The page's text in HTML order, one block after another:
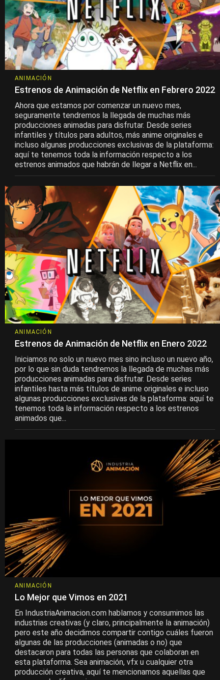
ANIMACIÓN
Estrenos de Animación de Netflix en Febrero 2022
Ahora que estamos por comenzar un nuevo mes,
seguramente tendremos la llegada de muchas más
producciones animadas para disfrutar. Desde series
infantiles y títulos para adultos, más anime originales e
incluso algunas producciones exclusivas de la plataforma:
aquí te tenemos toda la información respecto a los
estrenos animados que habrán de llegar a Netflix en...
ANIMACIÓN
Estrenos de Animación de Netflix en Enero 2022
Iniciamos no solo un nuevo mes sino incluso un nuevo año,
por lo que sin duda tendremos la llegada de muchas más
producciones animadas para disfrutar. Desde series
infantiles hasta más títulos de anime originales e incluso
algunas producciones exclusivas de la plataforma: aquí te
tenemos toda la información respecto a los estrenos
animados que...
ANIMACIÓN
Lo Mejor que Vimos en 2021
En IndustriaAnimacion.com hablamos y consumimos las
industrias creativas (y claro, principalmente la animación)
pero este año decidimos compartir contigo cuáles fueron
algunas de las producciones (animadas o no) que
destacaron para todas las personas que colaboran en
esta plataforma. Sea animación, vfx u cualquier otra
producción creativa, aquí te mencionamos aquellas que